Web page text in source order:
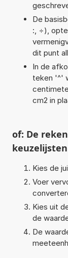
De
:, ÷),
dit punt
In de
teken '^'
cm2 in
of: De
keuzelijsten
Kies de
Voer
Kies uit
de
De